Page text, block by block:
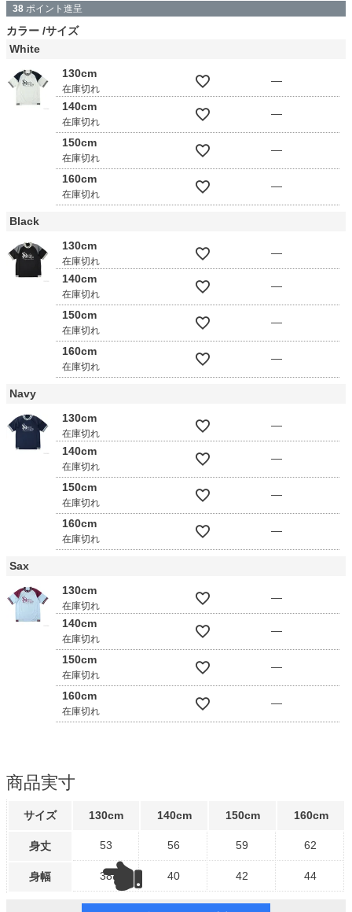
38 ポイント進呈
カラー サイズ
White
130cm
在庫切れ
—
140cm
在庫切れ
—
150cm
在庫切れ
—
160cm
在庫切れ
—
Black
130cm
在庫切れ
—
140cm
在庫切れ
—
150cm
在庫切れ
—
160cm
在庫切れ
—
Navy
130cm
在庫切れ
—
140cm
在庫切れ
—
150cm
在庫切れ
—
160cm
在庫切れ
—
Sax
130cm
在庫切れ
—
140cm
在庫切れ
—
150cm
在庫切れ
—
160cm
在庫切れ
—
商品実寸
サイズ 130cm 140cm 150cm 160cm
身丈 53 56 59 62
身幅 38 40 42 44